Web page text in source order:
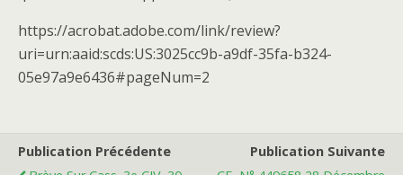
https://acrobat.adobe.com/link/review?
uri=urn:aaid:scds:US:3025cc9b-a9df-35fa-b324-
05e97a9e6436#pageNum=2
Publication Précédente
Publication Suivante